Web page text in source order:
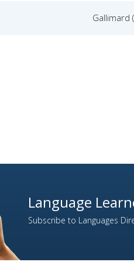
Gallimard
Language
Subscribe to Languages